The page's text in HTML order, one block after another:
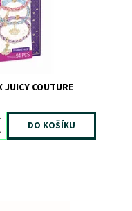
JUICY COUTURE